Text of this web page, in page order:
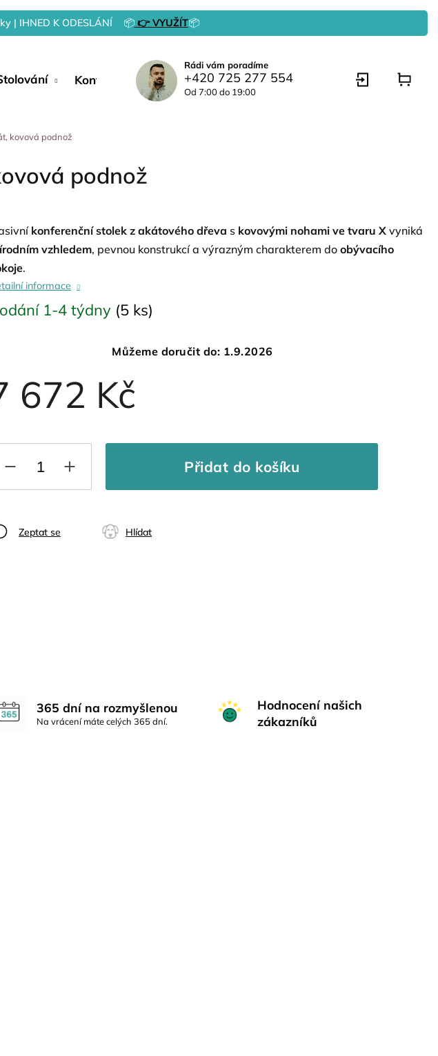
| IHNED K ODESLÁNÍ 📦👉 VYUŽÍT📦
Kontakty
Rádi vám poradíme
+420 725 277 554
Od 7:00 do 19:00
kovová podnož
podnož
672 Kč
1-4 týdny (5 ks)
Můžeme doručit do: 1.9.2026
Přidat do košíku
konferenční stolek z akátového dřeva s kovovými nohami ve tvaru X vyniká
vzhledem, pevnou konstrukcí a výrazným charakterem do obývacího
.
informace
Zeptat se Hlídat
365 dní na rozmyšlenou
Na vrácení máte celých 365 dní.
Hodnocení našich
zákazníků